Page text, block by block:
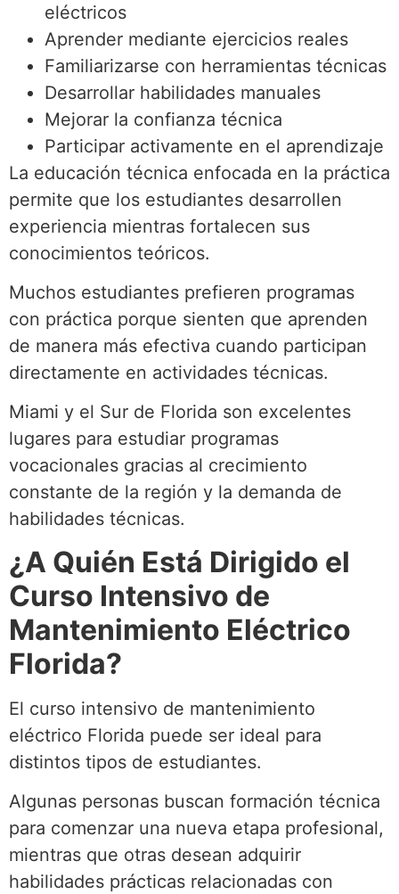
eléctricos
Aprender mediante ejercicios reales
Familiarizarse con herramientas técnicas
Desarrollar habilidades manuales
Mejorar la confianza técnica
Participar activamente en el aprendizaje
La educación técnica enfocada en la práctica
permite que los estudiantes desarrollen
experiencia mientras fortalecen sus
conocimientos teóricos.
Muchos estudiantes prefieren programas
con práctica porque sienten que aprenden
de manera más efectiva cuando participan
directamente en actividades técnicas.
Miami y el Sur de Florida son excelentes
lugares para estudiar programas
vocacionales gracias al crecimiento
constante de la región y la demanda de
habilidades técnicas.
¿A Quién Está Dirigido el
Curso Intensivo de
Mantenimiento Eléctrico
Florida?
El curso intensivo de mantenimiento
eléctrico Florida puede ser ideal para
distintos tipos de estudiantes.
Algunas personas buscan formación técnica
para comenzar una nueva etapa profesional,
mientras que otras desean adquirir
habilidades prácticas relacionadas con